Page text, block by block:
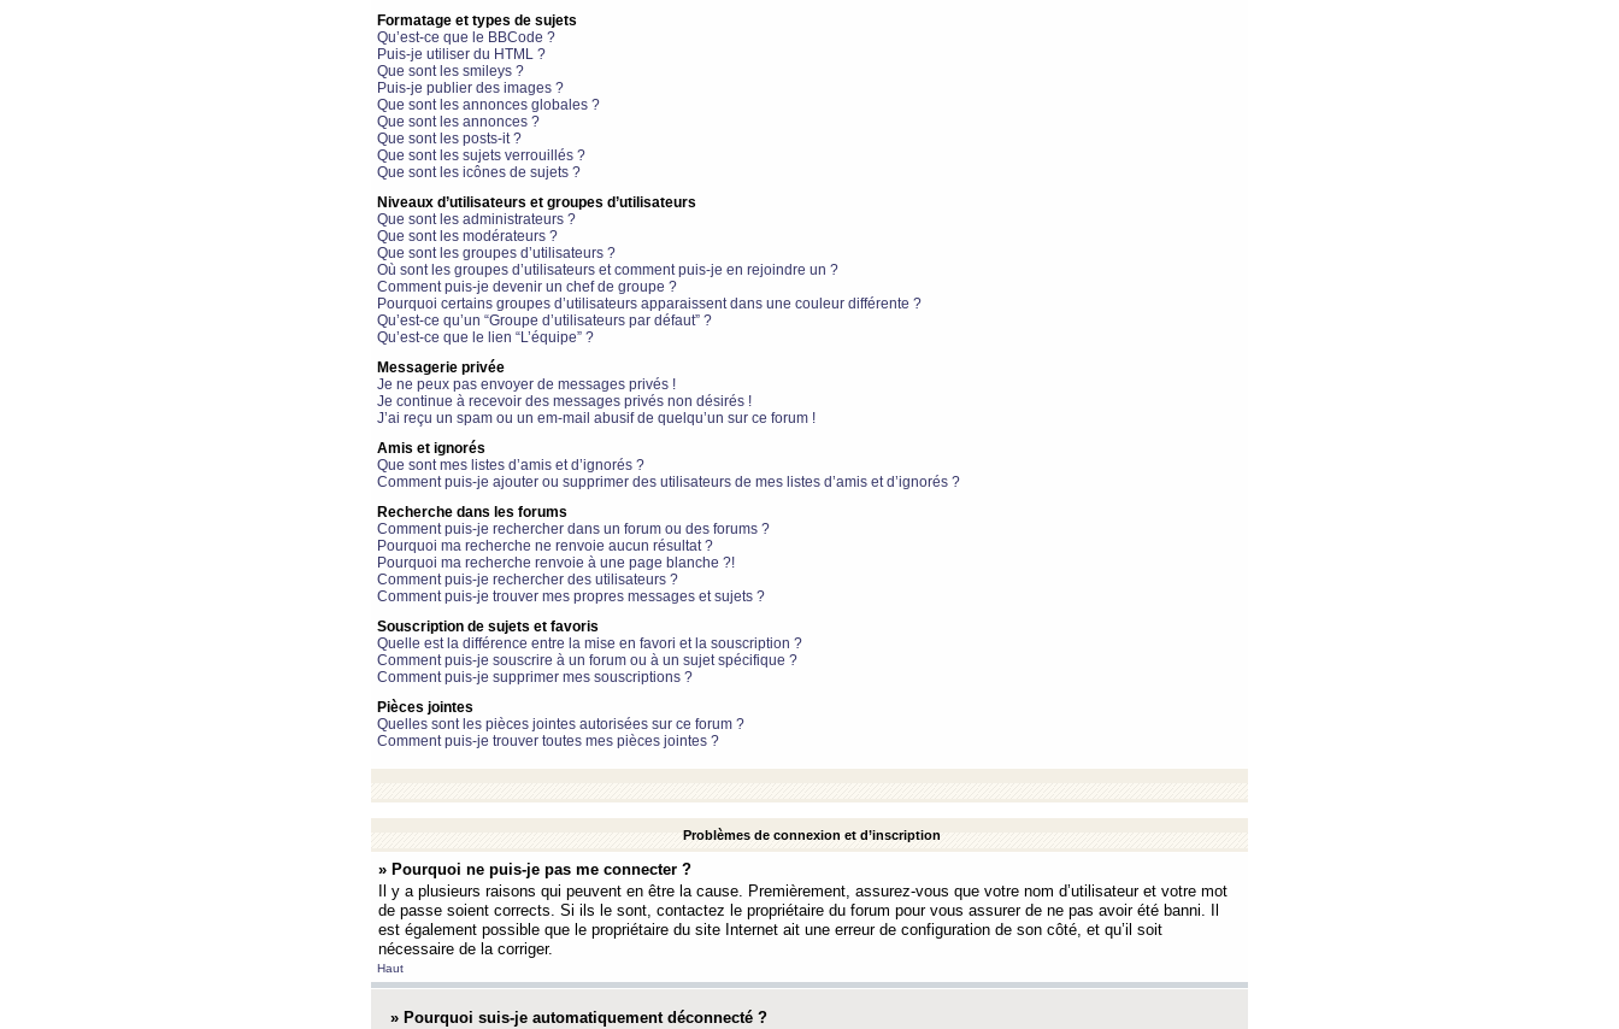
Formatage et types de sujets
Qu’est-ce que le BBCode ?
Puis-je utiliser du HTML ?
Que sont les smileys ?
Puis-je publier des images ?
Que sont les annonces globales ?
Que sont les annonces ?
Que sont les posts-it ?
Que sont les sujets verrouillés ?
Que sont les icônes de sujets ?
Niveaux d’utilisateurs et groupes d’utilisateurs
Que sont les administrateurs ?
Que sont les modérateurs ?
Que sont les groupes d’utilisateurs ?
Où sont les groupes d’utilisateurs et comment puis-je en rejoindre un ?
Comment puis-je devenir un chef de groupe ?
Pourquoi certains groupes d’utilisateurs apparaissent dans une couleur différente ?
Qu’est-ce qu’un “Groupe d’utilisateurs par défaut” ?
Qu’est-ce que le lien “L’équipe” ?
Messagerie privée
Je ne peux pas envoyer de messages privés !
Je continue à recevoir des messages privés non désirés !
J’ai reçu un spam ou un em-mail abusif de quelqu’un sur ce forum !
Amis et ignorés
Que sont mes listes d’amis et d’ignorés ?
Comment puis-je ajouter ou supprimer des utilisateurs de mes listes d’amis et d’ignorés ?
Recherche dans les forums
Comment puis-je rechercher dans un forum ou des forums ?
Pourquoi ma recherche ne renvoie aucun résultat ?
Pourquoi ma recherche renvoie à une page blanche ?!
Comment puis-je rechercher des utilisateurs ?
Comment puis-je trouver mes propres messages et sujets ?
Souscription de sujets et favoris
Quelle est la différence entre la mise en favori et la souscription ?
Comment puis-je souscrire à un forum ou à un sujet spécifique ?
Comment puis-je supprimer mes souscriptions ?
Pièces jointes
Quelles sont les pièces jointes autorisées sur ce forum ?
Comment puis-je trouver toutes mes pièces jointes ?
Problèmes de connexion et d’inscription
» Pourquoi ne puis-je pas me connecter ?
Il y a plusieurs raisons qui peuvent en être la cause. Premièrement, assurez-vous que votre nom d’utilisateur et votre mot
de passe soient corrects. Si ils le sont, contactez le propriétaire du forum pour vous assurer de ne pas avoir été banni. Il
est également possible que le propriétaire du site Internet ait une erreur de configuration de son côté, et qu’il soit
nécessaire de la corriger.
Haut
» Pourquoi suis-je automatiquement déconnecté ?